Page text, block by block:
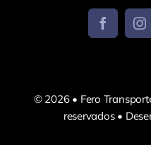
© 2026 • Fero
reservados •